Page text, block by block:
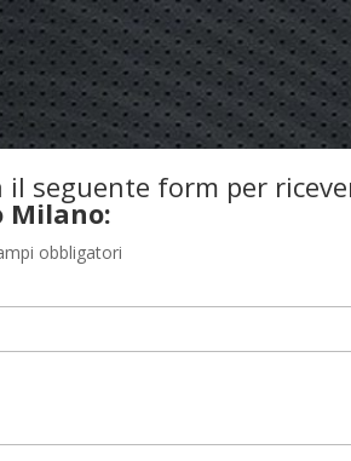
il seguente form per
Milano:
obbligatori